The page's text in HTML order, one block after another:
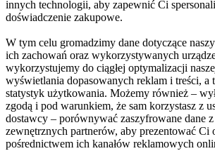
innych technologii, aby zapewnić Ci
doświadczenie zakupowe.
W tym celu gromadzimy dane dotyczące
ich zachowań oraz wykorzystywanych
wykorzystujemy do ciągłej optymalizacji
wyświetlania dopasowanych reklam i treści, a
statystyk użytkowania. Możemy również –
zgodą i pod warunkiem, że sam korzystasz z
dostawcy – porównywać zaszyfrowane dane
zewnętrznych partnerów, aby prezentować Ci
pośrednictwem ich kanałów reklamowych